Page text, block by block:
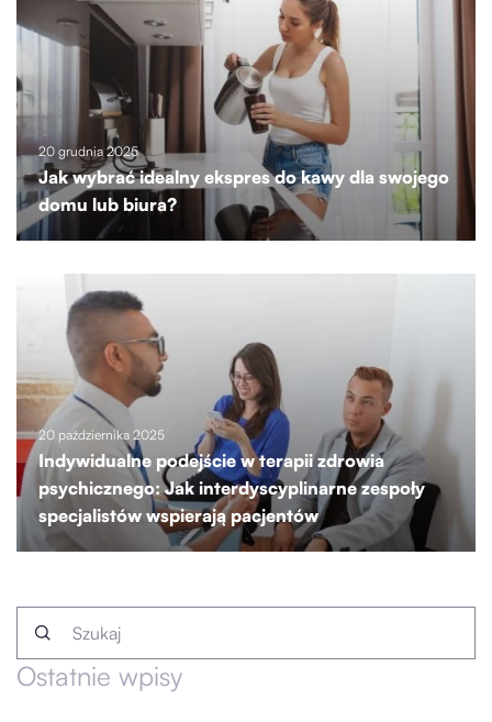
20 grudnia 2025
Jak wybrać idealny ekspres do kawy dla swojego
domu lub biura?
20 października 2025
Indywidualne podejście w terapii zdrowia
psychicznego: Jak interdyscyplinarne zespoły
specjalistów wspierają pacjentów
Ostatnie wpisy